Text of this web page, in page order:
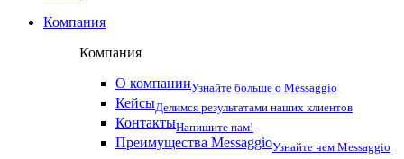
Компания
Компания
О компанииУзнайте больше о Messaggio
КейсыДелимся результатами наших клиентов
КонтактыНапишите нам!
Преимущества MessaggioУзнайте чем Messaggio